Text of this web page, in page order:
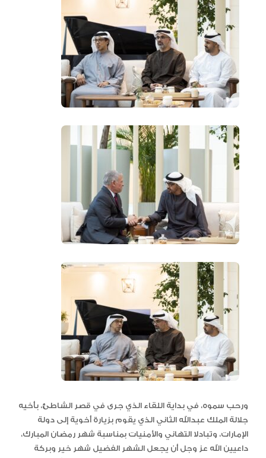
ورحب سموه، في بداية اللقاء الذي جرى في قصر الشاطئ، بأخيه
جلالة الملك عبدالله الثاني الذي يقوم بزيارة أخوية إلى دولة
الإمارات، وتبادلا التهاني والأمنيات بمناسبة شهر رمضان المبارك،
داعيين الله عز وجل أن يجعل الشهر الفضيل شهر خير وبركة